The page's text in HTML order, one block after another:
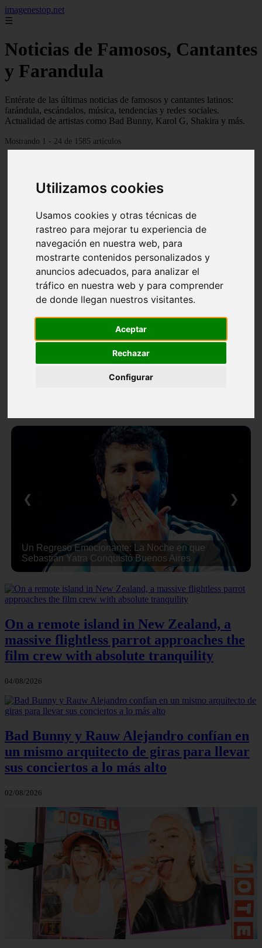
Utilizamos cookies
Usamos cookies y otras técnicas de
rastreo para mejorar tu experiencia de
navegación en nuestra web, para
mostrarte contenidos personalizados y
anuncios adecuados, para analizar el
tráfico en nuestra web y para comprender
de donde llegan nuestros visitantes.
Aceptar
Rechazar
Configurar
imagenestop.net
☰
Noticias de Famosos, Cantantes
y Farandula
Entérate de las últimas noticias de famosos y cantantes latinos:
farándula, escándalos, música, tendencias y redes sociales.
Actualidad de artistas como Bad Bunny, Karol G, Shakira y más.
Mostrando 1 - 24 de 1585 artículos
Un Regreso Emocionante: La Noche en que
Sebastián Yatra Conquistó Buenos Aires
❮ ❯
On a remote island in New Zealand, a
massive flightless parrot approaches the
film crew with absolute tranquility
04/08/2026
Bad Bunny y Rauw Alejandro confían en
un mismo arquitecto de giras para llevar
sus conciertos a lo más alto
02/08/2026